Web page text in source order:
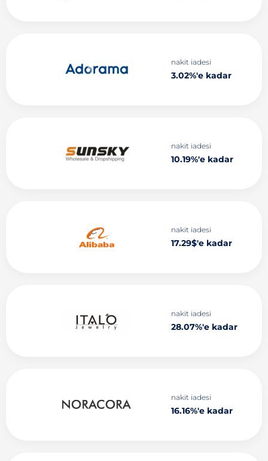
nakit iadesi
3.02%'e kadar
nakit iadesi
10.19%'e kadar
nakit iadesi
17.29$'e kadar
nakit iadesi
28.07%'e kadar
nakit iadesi
16.16%'e kadar